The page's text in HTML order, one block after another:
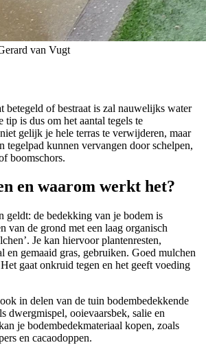
van Vugt
betegeld of bestraat is zal nauwelijks water
tip is dus om het aantal tegels te
gelijk je hele terras te verwijderen, maar
tegelpad kunnen vervangen door schelpen,
boomschors.
en waarom werkt het?
geldt: de bedekking van je bodem is
van de grond met een laag organisch
Je kan hiervoor plantenresten,
en gemaaid gras, gebruiken. Goed mulchen
gaat onkruid tegen en het geeft voeding
in delen van de tuin bodembedekkende
dwergmispel, ooievaarsbek, salie en
je bodembedekmateriaal kopen, zoals
en cacaodoppen.